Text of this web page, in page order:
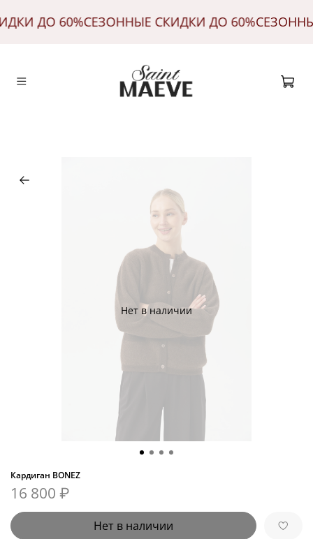
ДО 60%СЕЗОННЫЕ СКИДКИ ДО 60%
Нет в наличии
Кардиган BONEZ
16 800 ₽
Нет в наличии